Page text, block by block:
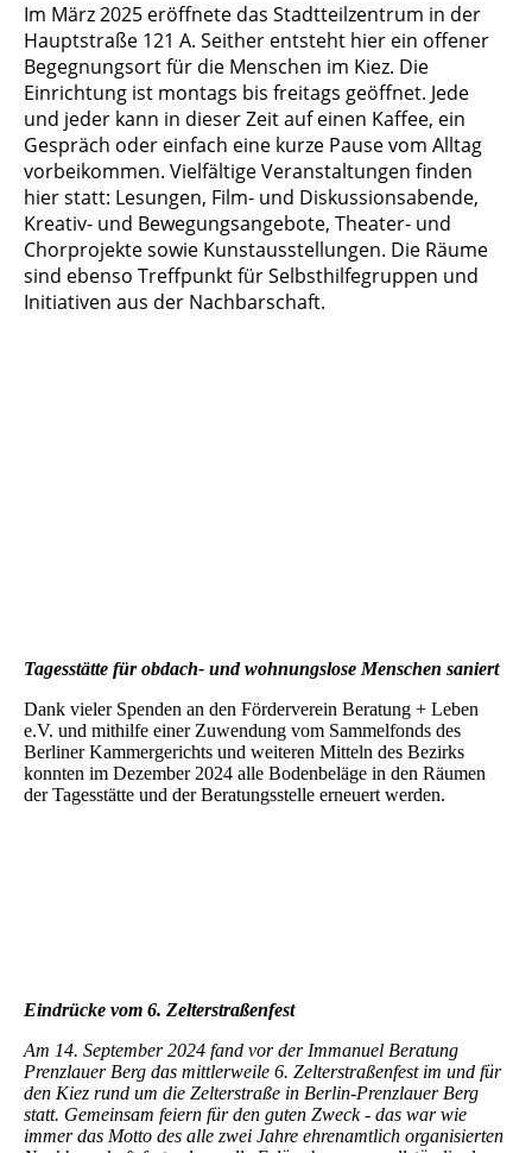
Im März 2025 eröffnete das Stadtteilzentrum in der
Hauptstraße 121 A. Seither entsteht hier ein offener
Begegnungsort für die Menschen im Kiez. Die
Einrichtung ist montags bis freitags geöffnet. Jede
und jeder kann in dieser Zeit auf einen Kaffee, ein
Gespräch oder einfach eine kurze Pause vom Alltag
vorbeikommen. Vielfältige Veranstaltungen finden
hier statt: Lesungen, Film- und Diskussionsabende,
Kreativ- und Bewegungsangebote, Theater- und
Chorprojekte sowie Kunstausstellungen. Die Räume
sind ebenso Treffpunkt für Selbsthilfegruppen und
Initiativen aus der Nachbarschaft.
Tagesstätte für obdach- und wohnungslose Menschen saniert
Dank vieler Spenden an den Förderverein Beratung + Leben
e.V. und mithilfe einer Zuwendung vom Sammelfonds des
Berliner Kammergerichts und weiteren Mitteln des Bezirks
konnten im Dezember 2024 alle Bodenbeläge in den Räumen
der Tagesstätte und der Beratungsstelle erneuert werden.
Eindrücke vom 6. Zelterstraßenfest
Am 14. September 2024 fand vor der Immanuel Beratung
Prenzlauer Berg das mittlerweile 6. Zelterstraßenfest im und für
den Kiez rund um die Zelterstraße in Berlin-Prenzlauer Berg
statt. Gemeinsam feiern für den guten Zweck - das war wie
immer das Motto des alle zwei Jahre ehrenamtlich organisierten